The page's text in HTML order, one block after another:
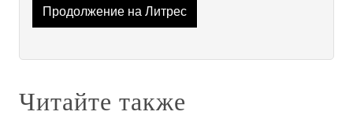
Продолжение на Литрес
Читайте также